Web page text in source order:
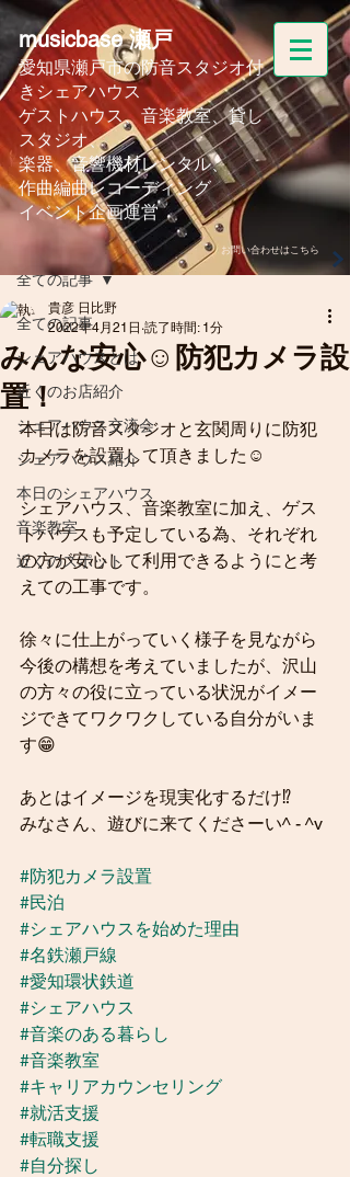
musicbase 瀬戸
愛知県瀬戸市の防音スタジオ付
きシェアハウス
ゲストハウス、音楽教室、貸し
スタジオ、
楽器、音響機材レンタル、
作曲編曲レコーディング
イベント企画運営
お問い合わせはこちら
全ての記事
シェアハウスとは
近くのお店紹介
シェアハウス交流会
シェアハウス紹介
本日のシェアハウス
音楽教室
近くのスポット
全ての記事
みんな安心☺️防犯カメラ設
置！
貴彦 日比野
2022年4月21日 読了時間: 1分
本日は防音スタジオと玄関周りに防犯
カメラを設置して頂きました☺️
シェアハウス、音楽教室に加え、ゲス
トハウスも予定している為、それぞれ
の方が安心して利用できるようにと考
えての工事です。
徐々に仕上がっていく様子を見ながら
今後の構想を考えていましたが、沢山
の方々の役に立っている状況がイメー
ジできてワクワクしている自分がいま
す😁
あとはイメージを現実化するだけ⁉️
みなさん、遊びに来てくださーい^ - ^v
#防犯カメラ設置
#民泊
#シェアハウスを始めた理由
#名鉄瀬戸線
#愛知環状鉄道
#シェアハウス
#音楽のある暮らし
#音楽教室
#キャリアカウンセリング
#就活支援
#転職支援
#自分探し